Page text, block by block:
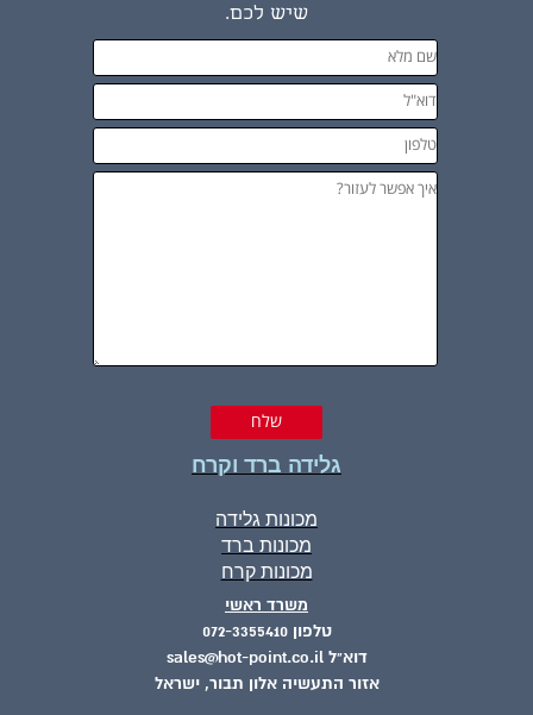
משרד ראשי
טלפון 072-3355410
דוא"ל sales@hot-point.co.il
אזור התעשיה אלון תבור, ישראל
שיש לכם.
גלידה ברד וקרח
מכונות גלידה
מכונות ברד
מכונות קרח